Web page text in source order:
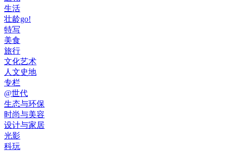
生活
壮龄go!
特写
美食
旅行
文化艺术
人文史地
专栏
@世代
生态与环保
时尚与美容
设计与家居
光影
科玩